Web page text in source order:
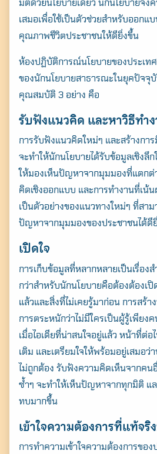
Search
for:
มิติด้วยนโยบายเดียว นักนโยบายจึง
เสมอเพื่อใช้เป็นตัวช่วยสำหรับออกแ
คุณภาพชีวิตประชาชนให้ดียิ่งขึ้น
ห้องปฏิบัติการณ์นโยบายของประเ
ของนักนโยบายสาธารณะในยุคปัจจุ
คุณสมบัติ 3 อย่าง คือ
รับฟังแนวคิด และหาวิธีทำ
การรับฟังแนวคิดใหม่ๆ และสร้างกา
จะทำให้นักนโยบายได้รับข้อมูลเชิงลึ
ให้มองเห็นปัญหาจากมุมมองที่แตกต่
คิดเชิงออกแบบ และการทำงานที่เน้
เป็นตัวอย่างของแนวทางใหม่ๆ ที่สาม
ปัญหาจากมุมมองของประชาชนได้ดี
เปิดใจ
การเก็บข้อมูลที่หลากหลายเป็นเรื่อ
กว่าสำหรับนักนโยบายคือต้องต้องเปิ
แล้วและสิ่งที่ไม่เคยรู้มาก่อน การสร้
การตระหนักว่าไม่มีใครเป็นผู้รู้เพียง
เมื่อไอเดียที่น่าสนใจอยู่แล้ว หน้าที่ต่
เติม และเตรียมใจให้พร้อมอยู่เสมอว่
ไม่ถูกต้อง รับฟังความคิดเห็นจากคน
ซ้ำๆ จะทำให้เห็นปัญหาจากทุกมิติ แล
ทบมากขึ้น
เข้าใจความต้องการที่แท้จริ
การทำความเข้าใจความต้องการของ